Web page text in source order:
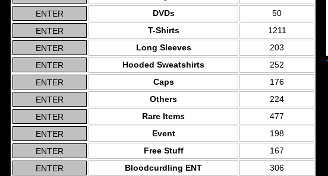
DVDs
50
T-Shirts
1211
Long Sleeves
203
Hooded Sweatshirts
252
Caps
176
Others
224
Rare Items
477
Event
198
Free Stuff
167
Bloodcurdling ENT
306